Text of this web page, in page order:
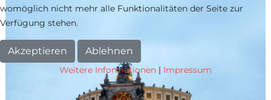
womöglich nicht mehr alle Funktionalitäten der Seite zur
Verfügung stehen.
Akzeptieren Ablehnen
Weitere Informationen | Impressum